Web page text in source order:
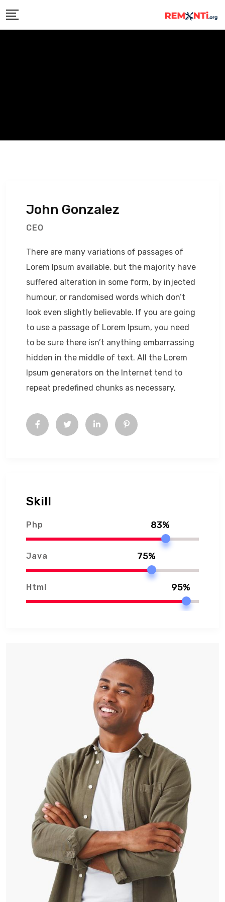
to
John Gonzalez
CEO
There are many variations of passages of
Lorem Ipsum available, but the majority have
suffered alteration in some form, by injected
humour, or randomised words which don’t
look even slightly believable. If you are going
to use a passage of Lorem Ipsum, you need
to be sure there isn’t anything embarrassing
hidden in the middle of text. All the Lorem
Ipsum generators on the Internet tend to
repeat predefined chunks as necessary,
Skill
Php 83%
Java 75%
Html 95%